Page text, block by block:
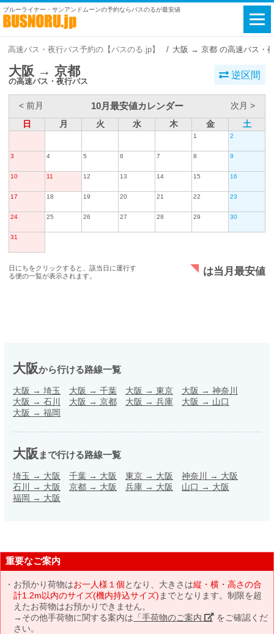
ブルーライナー・サンアンドムーンの予約ならバスのるが最安値
高速バス・夜行バス予約の【バスのる.jp】 大阪 → 京都 の高速バス・
大阪 → 京都
の高速バス・夜行バス
逆区間
< 前月 10月最安値カレンダー
次月 >
日
月 火 水 木 金 土
1 2
3 4 5 6 7 8 9
10 11 12 13 14 15 16
17 18 19 20 21 22 23
24 25 26 27 28 29 30
31
日にちをクリックすると、該当日に運行す
る便の一覧が表示されます。
は当月最安値
大阪から行ける路線一覧
大阪 → 埼玉 大阪 → 千葉 大阪 → 東京 大阪 → 神奈川
大阪 → 石川 大阪 → 京都 大阪 → 兵庫 大阪 → 山口
大阪 → 福岡
大阪 まで行ける路線一覧
埼玉 → 大阪 千葉 → 大阪 東京 → 大阪 神奈川 → 大阪
石川 → 大阪 京都 → 大阪 兵庫 → 大阪 山口 → 大阪
福岡 → 大阪
重要なご案内
お預かり荷物はお一人様１個となり、大きさは縦・横・高さの合
計1.2m以内のサイズ(機内持込サイズ) までとなります。制限を超
えたお荷物はお預かりできません。
→その他手荷物に関する案内は 「手荷物のご案内」 をご確認くだ
さい。